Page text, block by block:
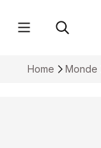
Home Monde